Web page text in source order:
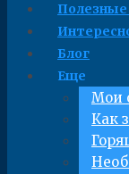
Блог
Еще
Мои
Как